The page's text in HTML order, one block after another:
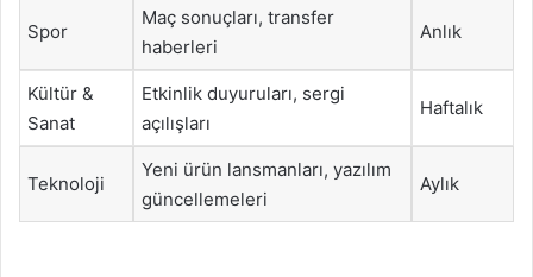
Spor
Maç sonuçları, transfer
haberleri
Anlık
Kültür &
Sanat
Etkinlik duyuruları, sergi
açılışları
Haftalık
Teknoloji
Yeni ürün lansmanları, yazılım
güncellemeleri
Aylık